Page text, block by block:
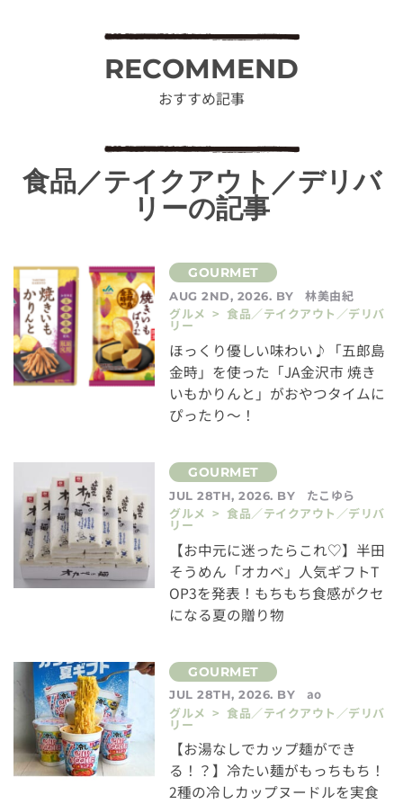
RECOMMEND
おすすめ記事
食品／テイクアウト／デリバ
リーの記事
AUG 2ND, 2026. BY
林美由紀
グルメ > 食品／テイクアウト／デリバ
リー
ほっくり優しい味わい♪「五郎島
金時」を使った「JA金沢市 焼き
いもかりんと」がおやつタイムに
ぴったり～！
JUL 28TH, 2026. BY
たこゆら
グルメ > 食品／テイクアウト／デリバ
リー
【お中元に迷ったらこれ♡】半田
そうめん「オカベ」人気ギフトT
OP3を発表！もちもち食感がクセ
になる夏の贈り物
JUL 28TH, 2026. BY
ao
グルメ > 食品／テイクアウト／デリバ
リー
【お湯なしでカップ麺ができ
る！？】冷たい麺がもっちもち！
2種の冷しカップヌードルを実食